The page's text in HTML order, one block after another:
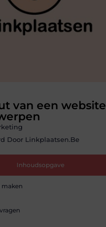
van een website
Door Linkplaatsen.be
Inhoudsopgave
maken